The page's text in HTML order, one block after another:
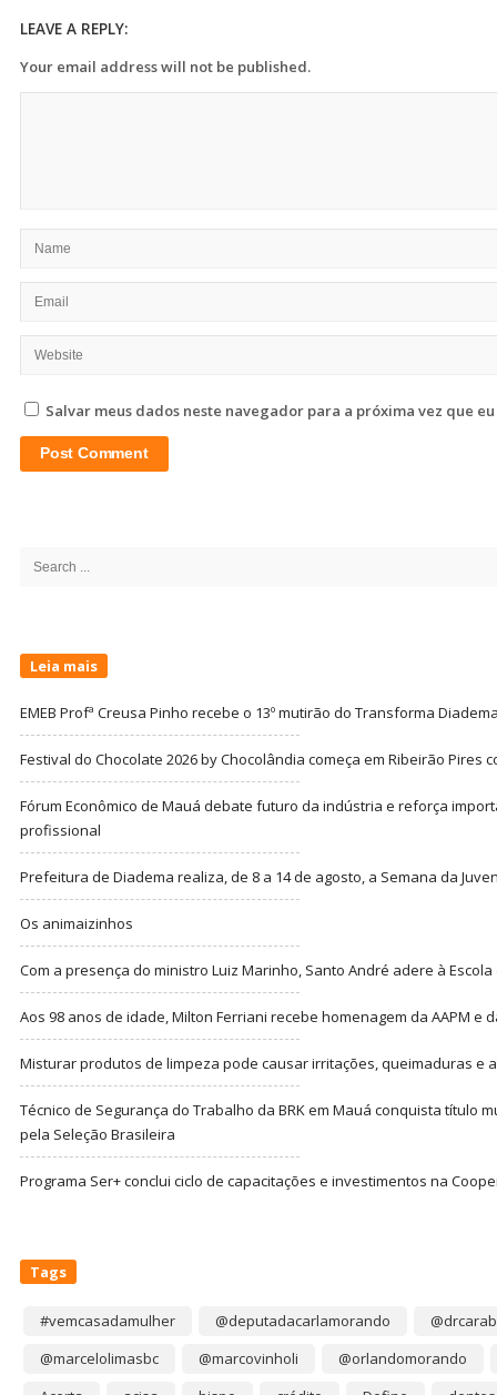
LEAVE A REPLY:
Your email address will not be published.
Salvar meus dados neste navegador para a próxima vez que
Search
Leia mais
EMEB Profª Creusa Pinho recebe o 13º mutirão do Transforma
Festival do Chocolate 2026 by Chocolândia começa em Ribeirão Pires
Fórum Econômico de Mauá debate futuro da indústria e reforça
profissional
Prefeitura de Diadema realiza, de 8 a 14 de agosto, a Semana da
Os animaizinhos
Com a presença do ministro Luiz Marinho, Santo André adere à
Aos 98 anos de idade, Milton Ferriani recebe homenagem da AAPM e
Misturar produtos de limpeza pode causar irritações, queimaduras e
Técnico de Segurança do Trabalho da BRK em Mauá conquista título
pela Seleção Brasileira
Programa Ser+ conclui ciclo de capacitações e investimentos na
Tags
#vemcasadamulher @deputadacarlamorando
@marcelolimasbc
@marcovinholi
@orlandomorando